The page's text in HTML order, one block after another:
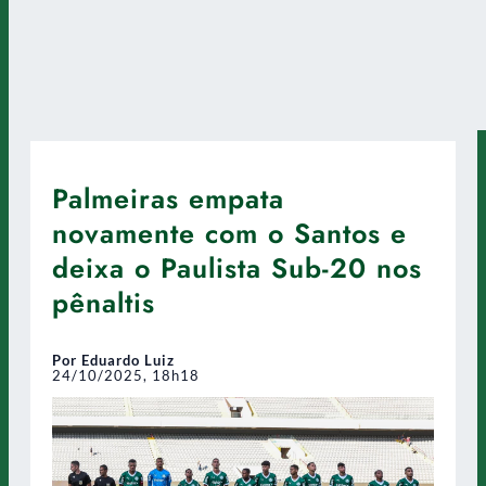
Palmeiras empata
novamente com o Santos e
deixa o Paulista Sub-20 nos
pênaltis
Por Eduardo Luiz
24/10/2025, 18h18